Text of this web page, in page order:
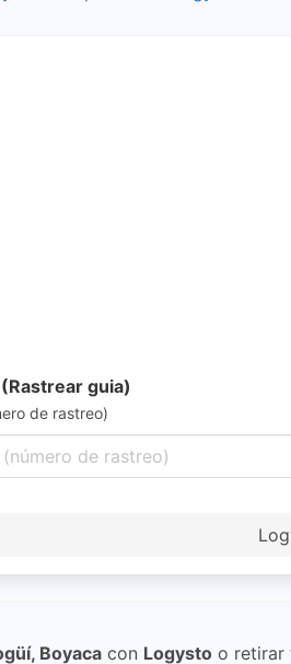
guia)
de rastreo)
Boyaca con Logysto o retirar